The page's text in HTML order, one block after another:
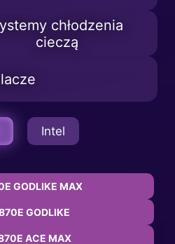
chłodzenia
cieczą
Intel
GODLIKE MAX
GODLIKE
ACE MAX